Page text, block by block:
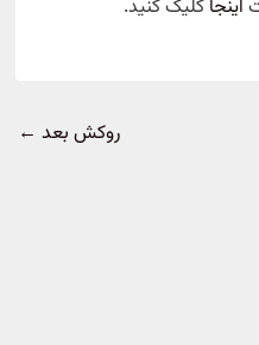
اینجا کلیک کنید.
روکش بعد ←